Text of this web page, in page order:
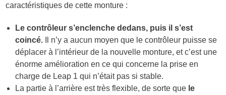
caractéristiques de cette monture :
Le contrôleur s’enclenche dedans, puis il s’est
coincé.
Il n’y a aucun moyen que le contrôleur puisse se
déplacer à l’intérieur de la nouvelle monture, et c’est une
énorme amélioration en ce qui concerne la prise en
charge de Leap 1 qui n’était pas si stable.
La partie à l’arrière est très flexible, de sorte que le